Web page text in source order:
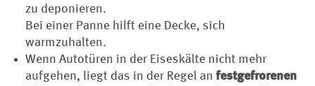
zu deponieren.
Bei einer Panne hilft eine Decke, sich
warmzuhalten.
Wenn Autotüren in der Eiseskälte nicht mehr
aufgehen, liegt das in der Regel an festgefrorenen